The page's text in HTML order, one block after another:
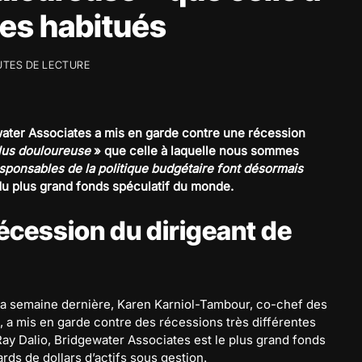
habitués
DE LECTURE
Associates a mis en garde contre une récession
douloureuse» que celle à laquelle nous sommes
de la politique budgétaire font désormais
plus grand fonds spéculatif du monde.
du dirigeant de
semaine dernière, Karen Karniol-Tambour, co-chef des
mis en garde contre des récessions très différentes
Dalio, Bridgewater Associates est le plus grand fonds
de dollars d’actifs sous gestion.